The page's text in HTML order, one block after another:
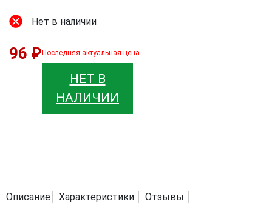
Нет в наличии
96 ₽ Последняя актуальная цена
НЕТ В
НАЛИЧИИ
Описание Характеристики Отзывы